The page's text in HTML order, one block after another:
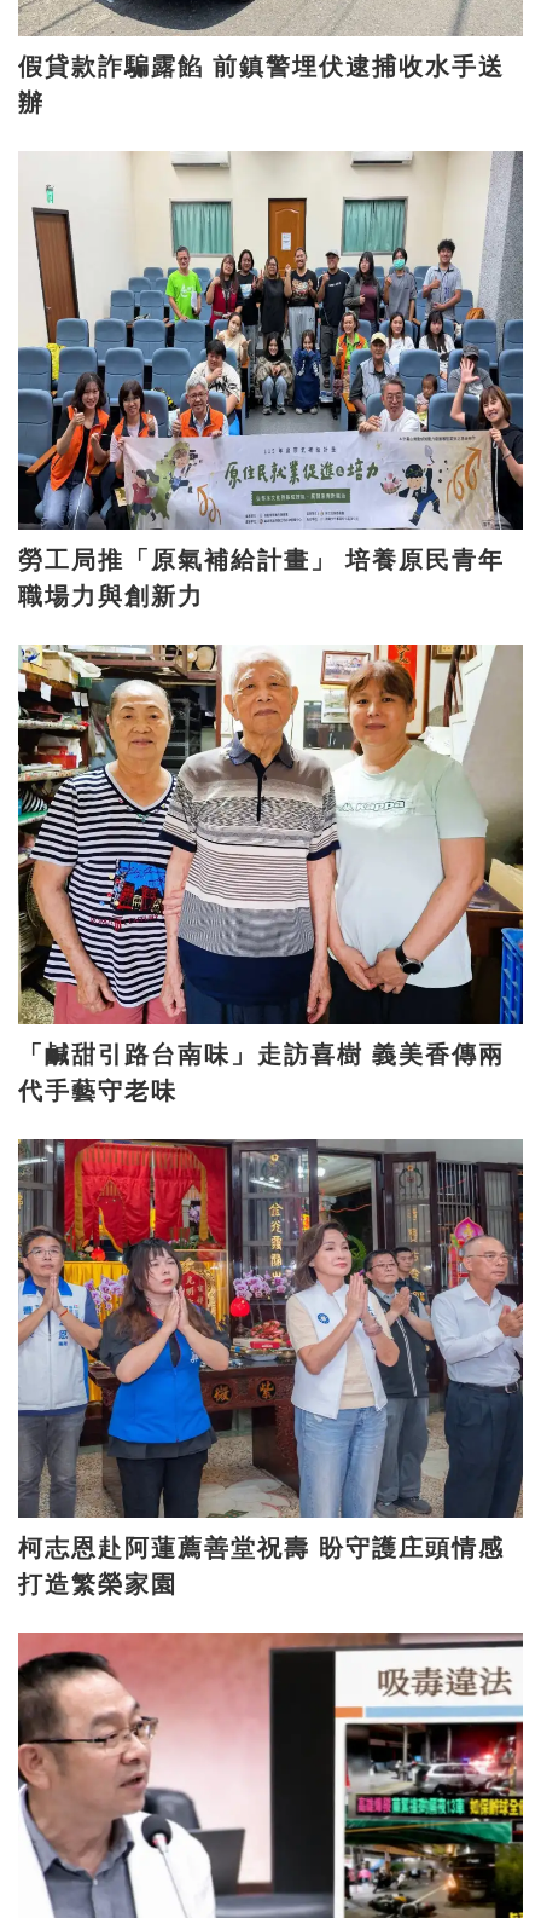
假貸款詐騙露餡 前鎮警埋伏逮捕收水手送
辦
勞工局推「原氣補給計畫」 培養原民青年
職場力與創新力
「鹹甜引路台南味」走訪喜樹 義美香傳兩
代手藝守老味
柯志恩赴阿蓮薦善堂祝壽 盼守護庄頭情感
打造繁榮家園